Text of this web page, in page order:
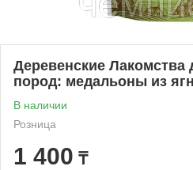
Деревенские Лакомства
пород: медальоны из
В наличии
Розница
1 400 ₸